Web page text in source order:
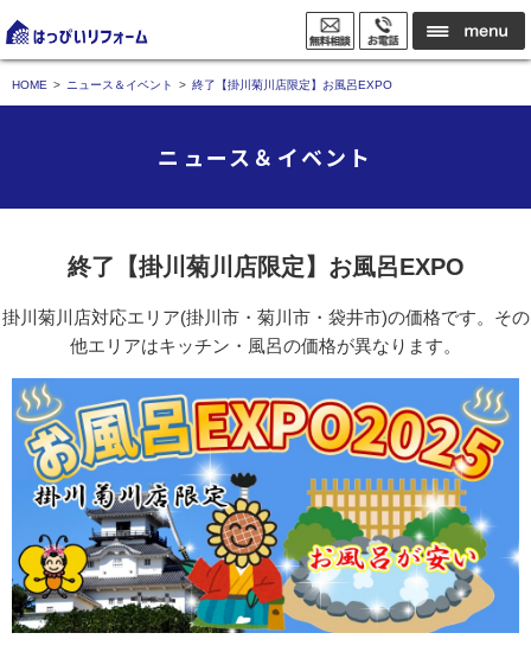
HOME ニュース＆イベント 終了【掛川菊川店限定】お風呂EXPO
ニュース＆イベント
終了【掛川菊川店限定】お風呂EXPO
掛川菊川店対応エリア(掛川市・菊川市・袋井市)の価格です。その
他エリアはキッチン・風呂の価格が異なります。